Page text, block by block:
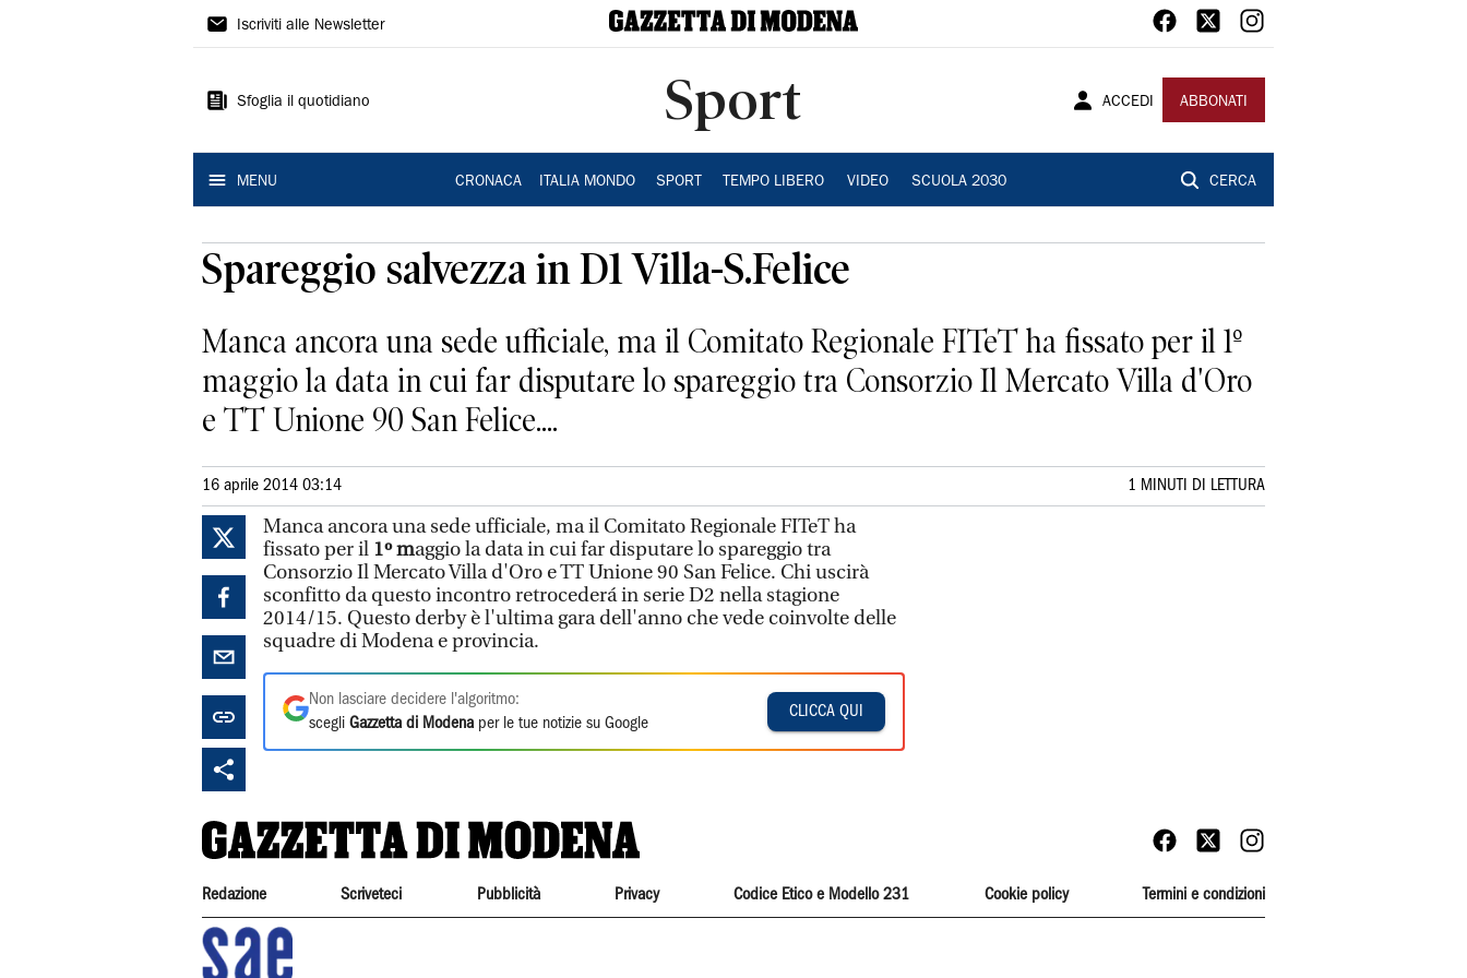
Gazzetta
Modena
Iscriviti alle Newsletter
Sfoglia il quotidiano Sport ACCEDI ABBONATI
MENU CRONACA ITALIA MONDO SPORT TEMPO LIBERO VIDEO SCUOLA 2030 CERCA
Spareggio salvezza in D1 Villa-S.Felice
Manca ancora una sede ufficiale, ma il Comitato Regionale FITeT ha fissato per il 1º
maggio la data in cui far disputare lo spareggio tra Consorzio Il Mercato Villa d'Oro
e TT Unione 90 San Felice....
16 aprile 2014 03:14 1 MINUTI DI LETTURA
Manca ancora una sede ufficiale, ma il Comitato Regionale FITeT ha
fissato per il 1º maggio la data in cui far disputare lo spareggio tra
Consorzio Il Mercato Villa d'Oro e TT Unione 90 San Felice. Chi uscirà
sconfitto da questo incontro retrocederá in serie D2 nella stagione
2014/15. Questo derby è l'ultima gara dell'anno che vede coinvolte delle
squadre di Modena e provincia.
Non lasciare decidere l'algoritmo:
scegli Gazzetta di Modena per le tue notizie su Google
CLICCA QUI
Redazione Scriveteci Pubblicità Privacy Codice Etico e Modello 231 Cookie policy Termini e condizioni